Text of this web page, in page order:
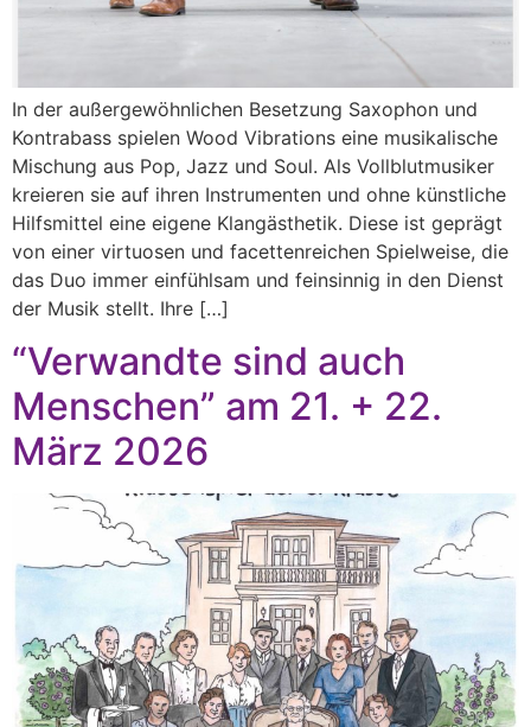
In der außergewöhnlichen Besetzung Saxophon und
Kontrabass spielen Wood Vibrations eine musikalische
Mischung aus Pop, Jazz und Soul. Als Vollblutmusiker
kreieren sie auf ihren Instrumenten und ohne künstliche
Hilfsmittel eine eigene Klangästhetik. Diese ist geprägt
von einer virtuosen und facettenreichen Spielweise, die
das Duo immer einfühlsam und feinsinnig in den Dienst
der Musik stellt. Ihre […]
“Verwandte sind auch
Menschen” am 21. + 22.
März 2026